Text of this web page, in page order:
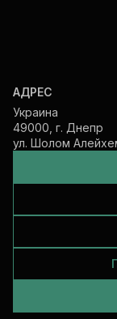
АДРЕС
Украина
49000, г. Днепр
ул. Шолом